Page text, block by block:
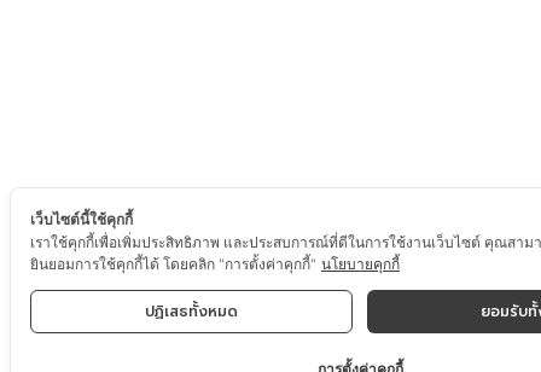
เว็บไซต์นี้ใช้คุกกี้
เราใช้คุกกี้เพื่อเพิ่มประสิทธิภาพ และประสบการณ์ที่ดีในการใช้งานเว็บไซต์ คุณสาม
ยินยอมการใช้คุกกี้ได้ โดยคลิก "การตั้งค่าคุกกี้" นโยบายคุกกี้
ปฏิเสธทั้งหมด ยอมรับ